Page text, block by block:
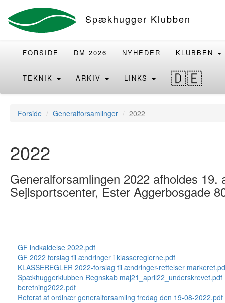
Spækhugger Klubben
FORSIDE DM 2026 NYHEDER KLUBBEN
TEKNIK ARKIV LINKS 🇩🇪
Forside Generalforsamlinger 2022
2022
Generalforsamlingen 2022 afholdes
Sejlsportscenter, Ester Aggerbosgade
GF indkaldelse 2022.pdf
GF 2022 forslag til ændringer i klassereglerne.pdf
KLASSEREGLER 2022-forslag til ændringer-rettelser
Spækhuggerklubben Regnskab maj21_april22_underskrevet.pdf
beretning2022.pdf
Referat af ordinær generalforsamling fredag den 19-08-2022.pdf